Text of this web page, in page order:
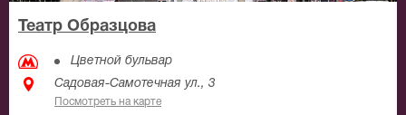
Театр Образцова
Цветной бульвар
Садовая-Самотечная ул., 3
Посмотреть на карте